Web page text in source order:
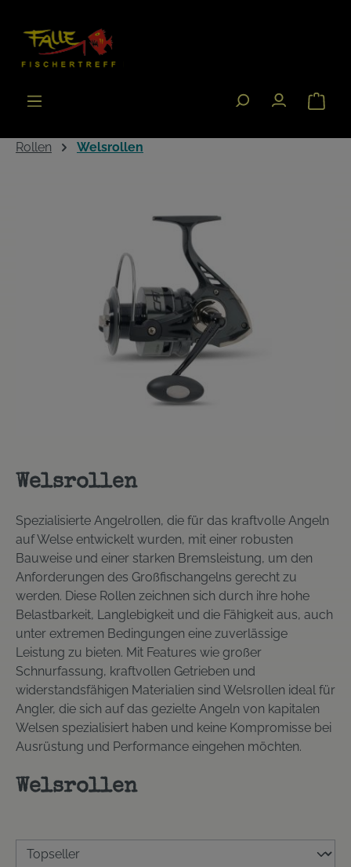
Rollen Welsrollen
Welsrollen
Spezialisierte Angelrollen, die für das kraftvolle Angeln
auf Welse entwickelt wurden, mit einer robusten
Bauweise und einer starken Bremsleistung, um den
Anforderungen des Großfischangelns gerecht zu
werden. Diese Rollen zeichnen sich durch ihre hohe
Belastbarkeit, Langlebigkeit und die Fähigkeit aus, auch
unter extremen Bedingungen eine zuverlässige
Leistung zu bieten. Mit Features wie großer
Schnurfassung, kraftvollen Getrieben und
widerstandsfähigen Materialien sind Welsrollen ideal für
Angler, die sich auf das gezielte Angeln von kapitalen
Welsen spezialisiert haben und keine Kompromisse bei
Ausrüstung und Performance eingehen möchten.
Welsrollen